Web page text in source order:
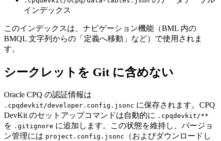
インデックス
このインデックスは、ナビゲーション機能（BML 内の
BMQL 文字列からの「定義へ移動」など）で使用されま
す。
シークレットを Git に含めない
Oracle CPQ の認証情報は
.cpqdevkit/developer.config.jsonc に保存されます。CPQ
DevKit のセットアップコマンドは自動的に .cpqdevkit/**
を .gitignore に追加します。この状態を維持し、バージョ
ン管理には project.config.jsonc
（およびダウンロードし